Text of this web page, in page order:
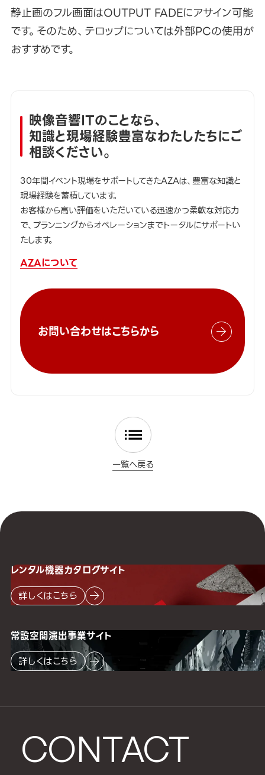
静止画のフル画面はOUTPUT FADEにアサイン可能
です。そのため、テロップについては外部PCの使用が
おすすめです。
映像音響ITのことなら、
知識と現場経験豊富なわたしたちにご
相談ください。
30年間イベント現場をサポートしてきたAZAは、豊富な知識と
現場経験を蓄積しています。
お客様から高い評価をいただいている迅速かつ柔軟な対応力
で、プランニングからオペレーションまでトータルにサポートい
たします。
AZAについて
お問い合わせはこちらから
一覧へ戻る
CONTACT
レンタル機器カタログサイト
詳しくはこちら
常設空間演出事業サイト
詳しくはこちら